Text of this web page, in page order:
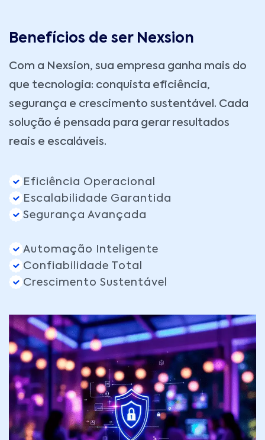
Benefícios de ser Nexsion
Com a Nexsion, sua empresa ganha mais do
que tecnologia: conquista eficiência,
segurança e crescimento sustentável. Cada
solução é pensada para gerar resultados
reais e escaláveis.
Eficiência Operacional
Escalabilidade Garantida
Segurança Avançada
Automação Inteligente
Confiabilidade Total
Crescimento Sustentável